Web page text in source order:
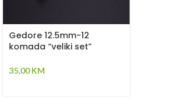
Gedore 12.5mm-12
komada “veliki set”
35,00KM